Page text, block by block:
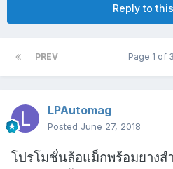
Reply to
PREV Page 1 of
LPAutomag
Posted June 27, 2018
โปรโมชั่นล้อแม็กพร้อมยางส